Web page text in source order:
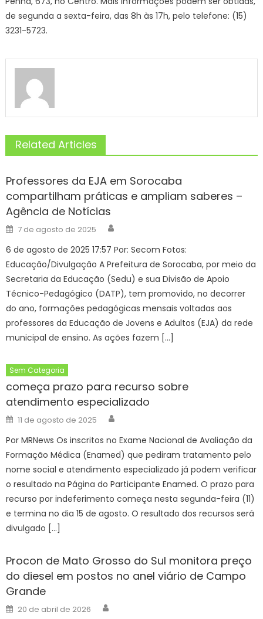
de segunda a sexta-feira, das 8h às 17h, pelo telefone: (15)
3231-5723.
Related Articles
Professores da EJA em Sorocaba
compartilham práticas e ampliam saberes –
Agência de Notícias
Posted
on
7 de agosto de 2025
6 de agosto de 2025 17:57 Por: Secom Fotos:
Educação/Divulgação A Prefeitura de Sorocaba, por meio da
Secretaria da Educação (Sedu) e sua Divisão de Apoio
Técnico-Pedagógico (DATP), tem promovido, no decorrer
do ano, formações pedagógicas mensais voltadas aos
professores da Educação de Jovens e Adultos (EJA) da rede
municipal de ensino. As ações fazem […]
Sem Categoria
começa prazo para recurso sobre
atendimento especializado
Posted
on
11 de agosto de 2025
Por MRNews Os inscritos no Exame Nacional de Avaliação da
Formação Médica (Enamed) que pediram tratamento pelo
nome social e atendimento especializado já podem verificar
o resultado na Página do Participante Enamed. O prazo para
recurso por indeferimento começa nesta segunda-feira (11)
e termina no dia 15 de agosto. O resultado dos recursos será
divulgado […]
Procon de Mato Grosso do Sul monitora preço
do diesel em postos no anel viário de Campo
Grande
Posted
on
20 de abril de 2026